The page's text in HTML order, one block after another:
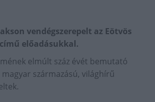
vendégszerepelt az Eötvös
előadásukkal.
elmúlt száz évét bemutató
származású, világhírű